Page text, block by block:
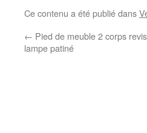
Ce contenu a été publié dans
← Pied de meuble 2 corps
lampe patiné